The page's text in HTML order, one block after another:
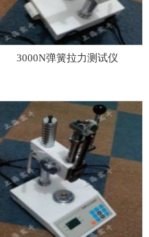
3000N弹簧拉力测试仪